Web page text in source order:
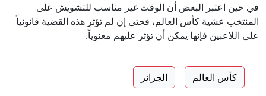
في حين اعتبر البعض أن الوقت غير مناسب للتشويش على
المنتخب عشية كأس العالم، فحتى إن لم تؤثر هذه القضية قانونياً
على اللاعبين فإنها يمكن أن تؤثر عليهم معنوياً.
كأس العالم الجزائر